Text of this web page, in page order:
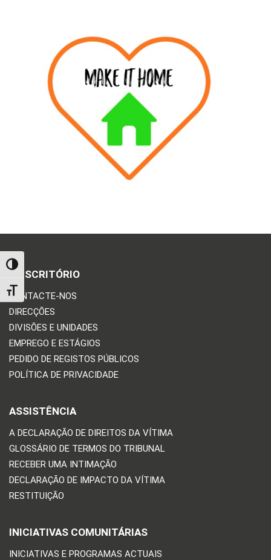
TOGGLE HIGH CONTRAST
TOGGLE FONT SIZE
O ESCRITÓRIO
CONTACTE-NOS
DIRECÇÕES
DIVISÕES E UNIDADES
EMPREGO E ESTÁGIOS
PEDIDO DE REGISTOS PÚBLICOS
POLÍTICA DE PRIVACIDADE
ASSISTÊNCIA
A DECLARAÇÃO DE DIREITOS DA VÍTIMA
GLOSSÁRIO DE TERMOS DO TRIBUNAL
RECEBER UMA INTIMAÇÃO
DECLARAÇÃO DE IMPACTO DA VÍTIMA
RESTITUIÇÃO
INICIATIVAS COMUNITÁRIAS
INICIATIVAS E PROGRAMAS ACTUAIS